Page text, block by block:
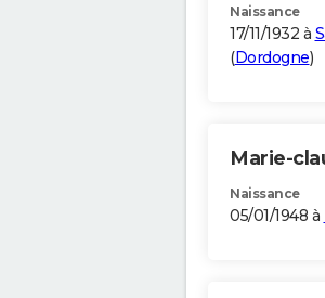
Naissance
17/11/1932 à
(Dordogne)
Marie-
Naissance
05/01/1948 à